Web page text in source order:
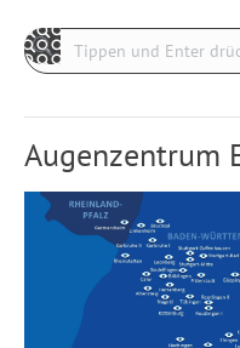
Search:
Augenzentrum